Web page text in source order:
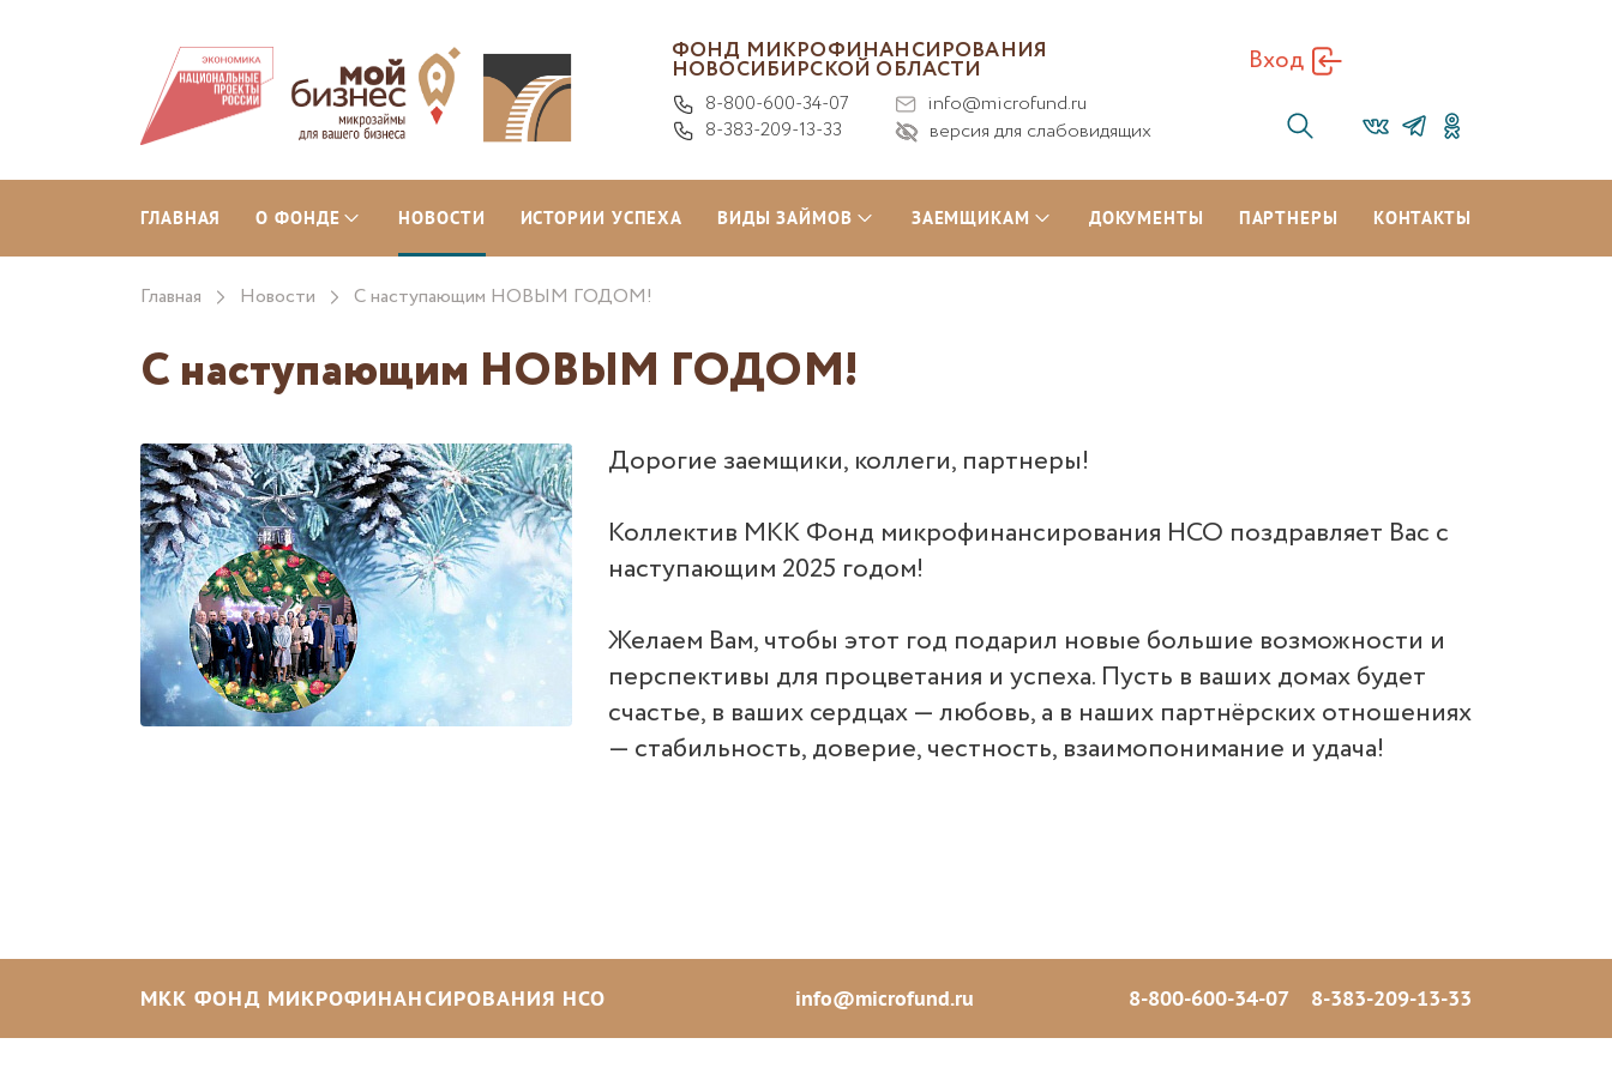
ФОНД МИКРОФИНАНСИРОВАНИЯ
НОВОСИБИРСКОЙ ОБЛАСТИ
8-800-600-34-07
8-383-209-13-33
info@microfund.ru
версия для слабовидящих
Вход
ГЛАВНАЯ О ФОНДЕ НОВОСТИ ИСТОРИИ УСПЕХА ВИДЫ ЗАЙМОВ ЗАЕМЩИКАМ ДОКУМЕНТЫ ПАРТНЕРЫ КОНТАКТЫ
Главная Новости С наступающим НОВЫМ ГОДОМ!
С наступающим НОВЫМ ГОДОМ!
Дорогие заемщики, коллеги, партнеры!
Коллектив МКК Фонд микрофинансирования НСО поздравляет Вас с
наступающим 2025 годом!
Желаем Вам, чтобы этот год подарил новые большие возможности и
перспективы для процветания и успеха. Пусть в ваших домах будет
счастье, в ваших сердцах — любовь, а в наших партнёрских отношениях
— стабильность, доверие, честность, взаимопонимание и удача!
МКК ФОНД МИКРОФИНАНСИРОВАНИЯ НСО info@microfund.ru 8-800-600-34-07 8-383-209-13-33